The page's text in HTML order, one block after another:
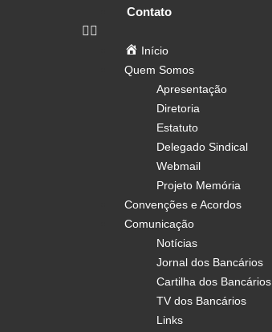
Contato
Início
Quem Somos
Apresentação
Diretoria
Estatuto
Delegado Sindical
Webmail
Projeto Memória
Convenções e Acordos
Comunicação
Notícias
Jornal dos Bancários
Cartilha dos Bancários
TV dos Bancários
Links